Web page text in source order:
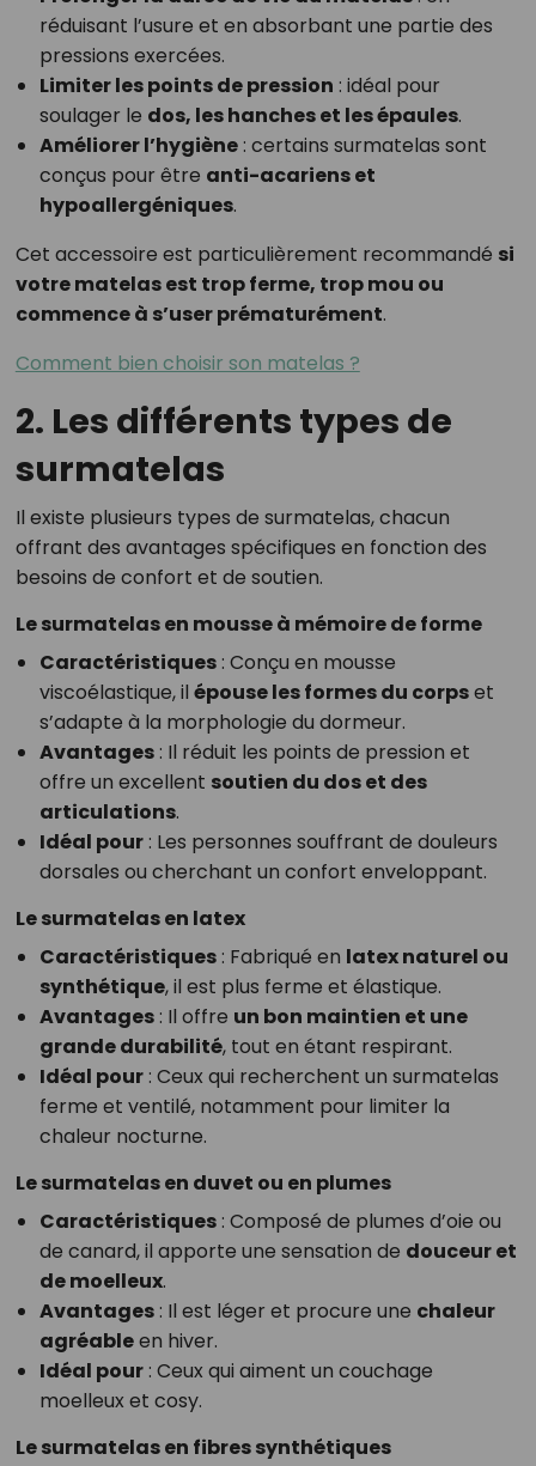
réduisant l’usure et en absorbant une partie des
pressions exercées.
Limiter les points de pression : idéal pour
soulager le dos, les hanches et les épaules.
Améliorer l’hygiène: certains surmatelas sont
conçus pour être anti-acariens et
hypoallergéniques.
Cet accessoire est particulièrement recommandé si
votre matelas est trop ferme, trop mou ou
commence à s’user prématurément.
Comment bien choisir son matelas ?
2. Les différents types de
surmatelas
Il existe plusieurs types de surmatelas, chacun
offrant des avantages spécifiques en fonction des
besoins de confort et de soutien.
Le surmatelas en mousse à mémoire de forme
Caractéristiques: Conçu en mousse
viscoélastique, il épouse les formes du corpset
s’adapte à la morphologie du dormeur.
Avantages: Il réduit les points de pression et
offre un excellent soutien du dos et des
articulations.
Idéal pour: Les personnes souffrant de douleurs
dorsales ou cherchant un confort enveloppant.
Le surmatelas en latex
Caractéristiques: Fabriqué en latex naturel ou
synthétique, il est plus ferme et élastique.
Avantages: Il offre un bon maintien et une
grande durabilité, tout en étant respirant.
Idéal pour: Ceux qui recherchent un surmatelas
ferme et ventilé, notamment pour limiter la
chaleur nocturne.
Le surmatelas en duvet ou en plumes
Caractéristiques: Composé de plumes d’oie ou
de canard, il apporte une sensation de douceur et
de moelleux.
Avantages: Il est léger et procure une chaleur
agréableen hiver.
Idéal pour: Ceux qui aiment un couchage
moelleux et cosy.
Le surmatelas en fibres synthétiques